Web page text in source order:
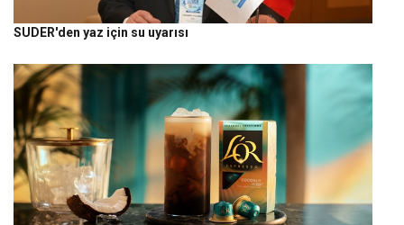
SUDER'den yaz için su uyarısı